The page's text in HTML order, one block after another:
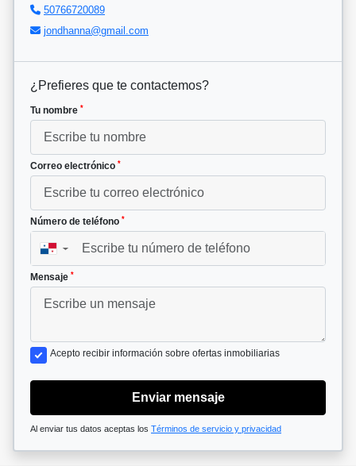
50766720089
jondhanna@gmail.com
¿Prefieres que te contactemos?
Tu nombre *
Correo electrónico *
Número de teléfono *
▼
Mensaje *
Acepto recibir información sobre ofertas inmobiliarias
Enviar mensaje
Al enviar tus datos aceptas los Términos de servicio y privacidad